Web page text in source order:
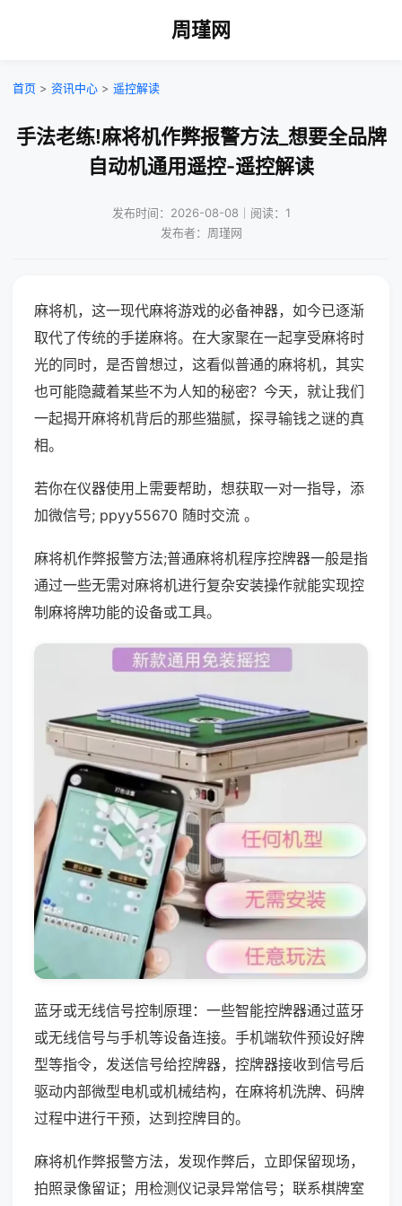
周瑾网
首页 > 资讯中心 > 遥控解读
手法老练!麻将机作弊报警方法_想要全品牌
自动机通用遥控-遥控解读
发布时间：2026-08-08｜阅读：1
发布者：周瑾网
麻将机，这一现代麻将游戏的必备神器，如今已逐渐
取代了传统的手搓麻将。在大家聚在一起享受麻将时
光的同时，是否曾想过，这看似普通的麻将机，其实
也可能隐藏着某些不为人知的秘密？今天，就让我们
一起揭开麻将机背后的那些猫腻，探寻输钱之谜的真
相。
若你在仪器使用上需要帮助，想获取一对一指导，添
加微信号; ppyy55670 随时交流 。
麻将机作弊报警方法;普通麻将机程序控牌器一般是指
通过一些无需对麻将机进行复杂安装操作就能实现控
制麻将牌功能的设备或工具。
蓝牙或无线信号控制原理：一些智能控牌器通过蓝牙
或无线信号与手机等设备连接。手机端软件预设好牌
型等指令，发送信号给控牌器，控牌器接收到信号后
驱动内部微型电机或机械结构，在麻将机洗牌、码牌
过程中进行干预，达到控牌目的。
麻将机作弊报警方法，发现作弊后，立即保留现场，
拍照录像留证；用检测仪记录异常信号；联系棋牌室